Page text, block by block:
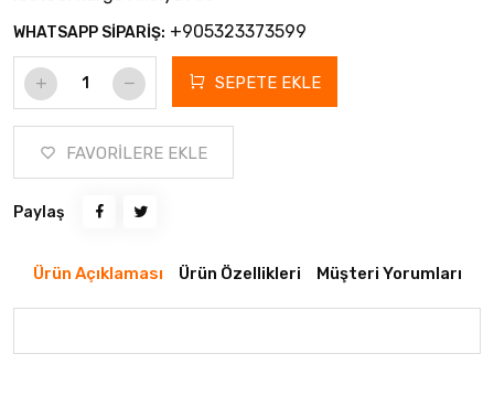
WHATSAPP SİPARİŞ: +905323373599
SEPETE EKLE
FAVORİLERE EKLE
Paylaş
Ürün Açıklaması Ürün Özellikleri Müşteri Yorumları